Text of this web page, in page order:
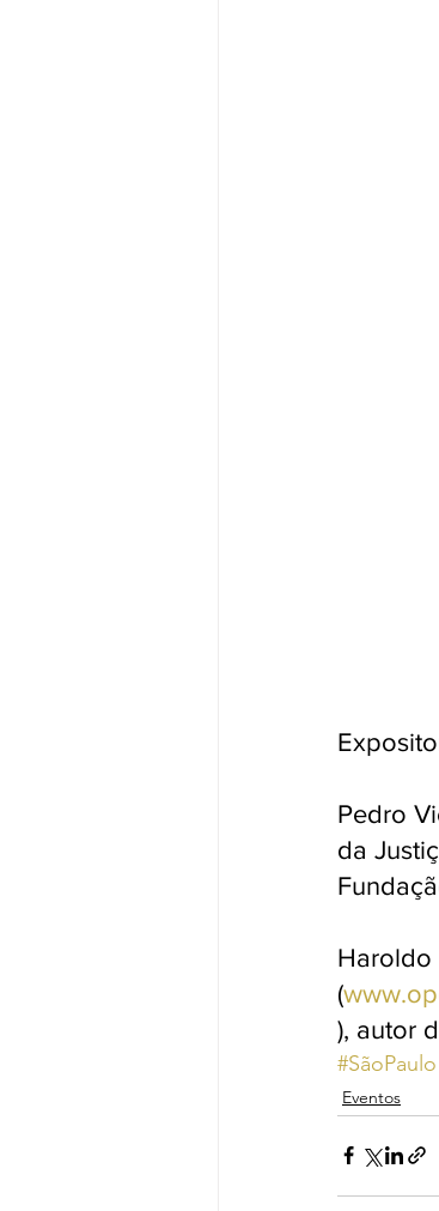
Pedro
da
Haroldo
(
), autor
#SãoPaulo
Eventos